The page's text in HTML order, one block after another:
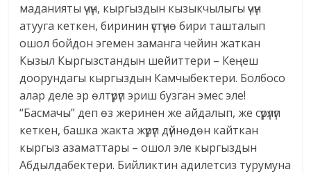
маданияты үчүн, кыргыздын кызыкчылыгы үчүн
атууга кеткен, биринин үстүнө бири ташталып
ошол бойдон эгемен заманга чейин жаткан
Кызыл Кыргызстандын шейиттери – Кеңеш
доорундагы кыргыздын Камчыбектери. Болбосо
алар деле эр өлтүрүп эриш бузган эмес эле!
“Басмачы” деп өз жеринен же айдалып, же сүрүлүп
кеткен, башка жакта жүрүп дүйнөдөн кайткан
кыргыз азаматтары – ошол эле кыргыздын
Абдылдабектери. Бийликтин адилетсиз турумуна